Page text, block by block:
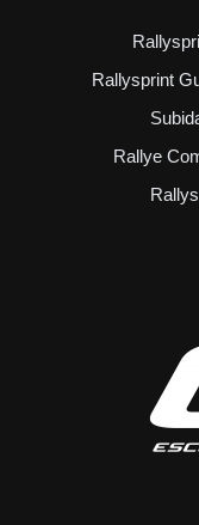
Rallysprint
Rallye